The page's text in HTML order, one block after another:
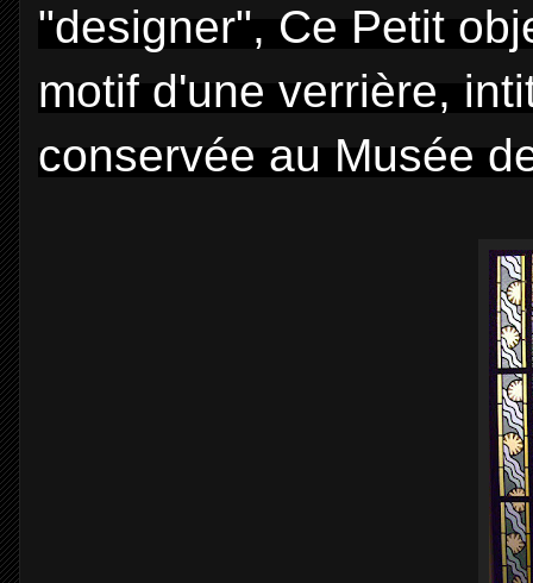
"designer", Ce Petit
motif d'une verrière,
conservée au Musée